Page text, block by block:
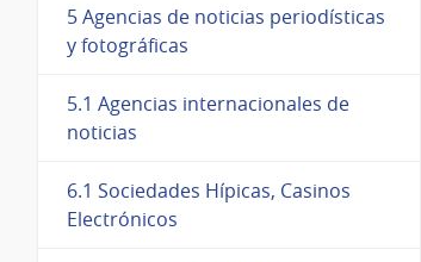
5 Agencias de noticias periodísticas
y fotográficas
5.1 Agencias internacionales de
noticias
6.1 Sociedades Hípicas, Casinos
Electrónicos